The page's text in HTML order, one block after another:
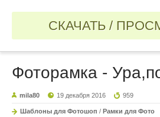
СКАЧАТЬ /
Фоторамка -
mila80 19 декабря 2016 959
Шаблоны для Фотошоп / Рамки для Фото